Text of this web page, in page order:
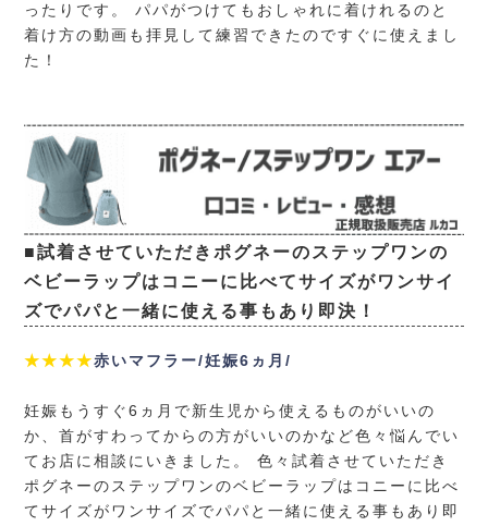
ったりです。 パパがつけてもおしゃれに着けれるのと
着け方の動画も拝見して練習できたのですぐに使えまし
た！
■試着させていただきポグネーのステップワンの
ベビーラップはコニーに比べてサイズがワンサイ
ズでパパと一緒に使える事もあり即決！
★★★★赤いマフラー/妊娠6ヵ月/
妊娠もうすぐ6ヵ月で新生児から使えるものがいいの
か、首がすわってからの方がいいのかなど色々悩んでい
てお店に相談にいきました。 色々試着させていただき
ポグネーのステップワンのベビーラップはコニーに比べ
てサイズがワンサイズでパパと一緒に使える事もあり即